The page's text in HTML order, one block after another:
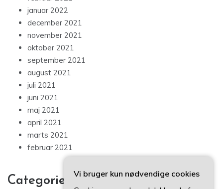
januar 2022
december 2021
november 2021
oktober 2021
september 2021
august 2021
juli 2021
juni 2021
maj 2021
april 2021
marts 2021
februar 2021
Categories
Vi bruger kun nødvendige cookies